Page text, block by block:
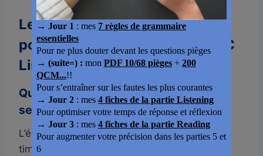
Les questions que vous vous
posez sur l’entraînement TOEIC
Listening
Quels sont les conseils pour réussir la
section Listening du TOEIC ?
L’écoute active au quotidien, la gestion du
timing pendant l’épreuve et la connaissance